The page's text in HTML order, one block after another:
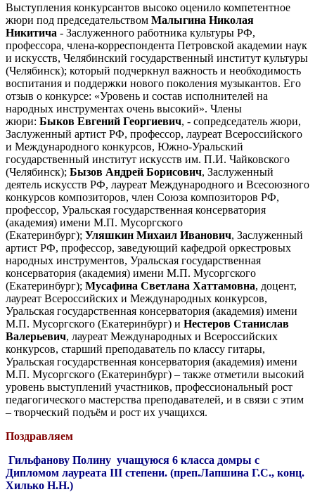
Выступления конкурсантов высоко оценило компетентное
жюри под председательством Малыгина Николая
Никитича - Заслуженного работника культуры РФ,
профессора, члена-корреспондента Петровской академии наук
и искусств, Челябинский государственный институт культуры
(Челябинск); который подчеркнул важность и необходимость
воспитания и поддержки нового поколения музыкантов. Его
отзыв о конкурсе: «Уровень и состав исполнителей на
народных инструментах очень высокий». Члены
жюри: Быков Евгений Георгиевич, - сопредседатель жюри,
Заслуженный артист РФ, профессор, лауреат Всероссийского
и Международного конкурсов, Южно-Уральский
государственный институт искусств им. П.И. Чайковского
(Челябинск); Бызов Андрей Борисович, Заслуженный
деятель искусств РФ, лауреат Международного и Всесоюзного
конкурсов композиторов, член Союза композиторов РФ,
профессор, Уральская государственная консерватория
(академия) имени М.П. Мусоргского
(Екатеринбург); Уляшкин Михаил Иванович, Заслуженный
артист РФ, профессор, заведующий кафедрой оркестровых
народных инструментов, Уральская государственная
консерватория (академия) имени М.П. Мусоргского
(Екатеринбург); Мусафина Светлана Хаттамовна, доцент,
лауреат Всероссийских и Международных конкурсов,
Уральская государственная консерватория (академия) имени
М.П. Мусоргского (Екатеринбург) и Нестеров Станислав
Валерьевич, лауреат Международных и Всероссийских
конкурсов, старший преподаватель по классу гитары,
Уральская государственная консерватория (академия) имени
М.П. Мусоргского (Екатеринбург) – также отметили высокий
уровень выступлений участников, профессиональный рост
педагогического мастерства преподавателей, и в связи с этим
– творческий подъём и рост их учащихся.
Поздравляем
Гильфанову Полину учащуюся 6 класса домры с
Дипломом лауреата III степени. (преп.Лапшина Г.С., конц.
Хилько Н.Н.)